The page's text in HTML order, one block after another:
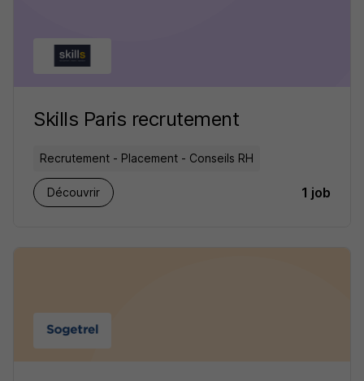
Skills Paris recrutement
Recrutement - Placement - Conseils RH
Découvrir 1 job